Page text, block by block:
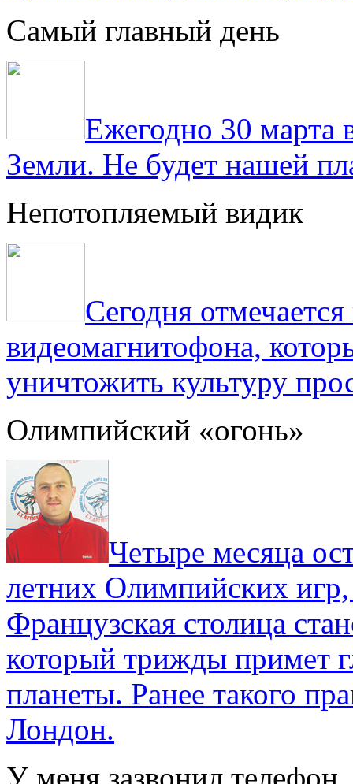
Самый главный день
Ежегодно 30 марта
Земли. Не будет нашей
Непотопляемый видик
Сегодня
видеомагнитофона,
уничтожить культуру
Олимпийский «огонь»
Четыре месяца
летних Олимпийских
Французская столица
который трижды примет
планеты. Ранее такого
Лондон.
У меня зазвонил